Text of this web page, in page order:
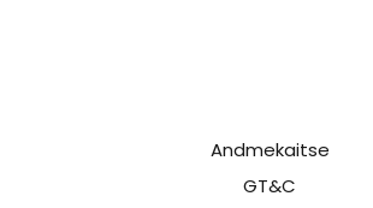
Andmekaitse
GT&C